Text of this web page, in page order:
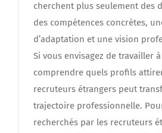
cherchent plus seulement des
des compétences concrètes,
d’adaptation et une vision
Si vous envisagez de travailler
comprendre quels profils
recruteurs étrangers peut
trajectoire professionnelle.
recherchés par les recruteurs